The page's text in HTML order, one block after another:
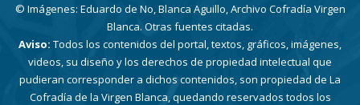
© Imágenes: Eduardo de No, Blanca Aguillo, Archivo Cofradía Virgen
Blanca. Otras fuentes citadas.
Aviso: Todos los contenidos del portal, textos, gráficos, imágenes,
videos, su diseño y los derechos de propiedad intelectual que
pudieran corresponder a dichos contenidos, son propiedad de La
Cofradía de la Virgen Blanca, quedando reservados todos los